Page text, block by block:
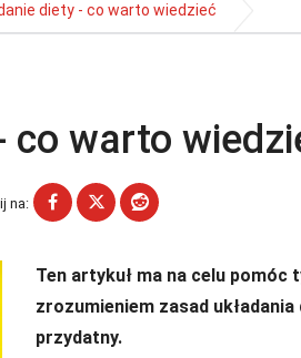
diety - co warto wiedzieć
co warto
na:
Ten artykuł ma na celu
zrozumieniem zasad
przydatny.